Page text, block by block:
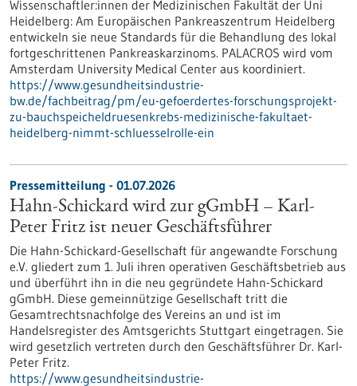
Wissenschaftler:innen der Medizinischen Fakultät der Uni
Heidelberg: Am Europäischen Pankreaszentrum Heidelberg
entwickeln sie neue Standards für die Behandlung des lokal
fortgeschrittenen Pankreaskarzinoms. PALACROS wird vom
Amsterdam University Medical Center aus koordiniert.
https://www.gesundheitsindustrie-
bw.de/fachbeitrag/pm/eu-gefoerdertes-forschungsprojekt-
zu-bauchspeicheldruesenkrebs-medizinische-fakultaet-
heidelberg-nimmt-schluesselrolle-ein
Pressemitteilung - 01.07.2026
Hahn-Schickard wird zur gGmbH – Karl-
Peter Fritz ist neuer Geschäftsführer
Die Hahn-Schickard-Gesellschaft für angewandte Forschung
e.V. gliedert zum 1. Juli ihren operativen Geschäftsbetrieb aus
und überführt ihn in die neu gegründete Hahn-Schickard
gGmbH. Diese gemeinnützige Gesellschaft tritt die
Gesamtrechtsnachfolge des Vereins an und ist im
Handelsregister des Amtsgerichts Stuttgart eingetragen. Sie
wird gesetzlich vertreten durch den Geschäftsführer Dr. Karl-
Peter Fritz.
https://www.gesundheitsindustrie-